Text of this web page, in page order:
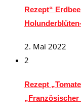
Rezept“
2. Mai 2022
2
Rezept